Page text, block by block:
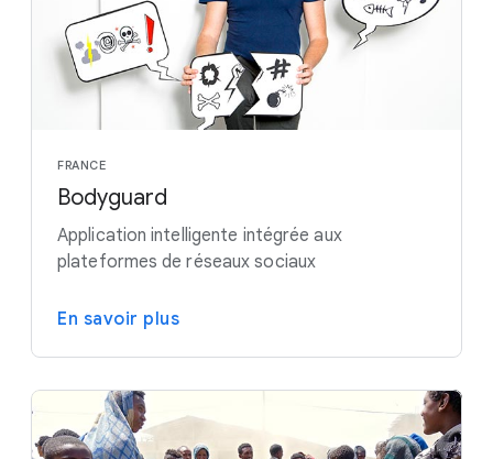
FRANCE
Bodyguard
Application intelligente intégrée aux
plateformes de réseaux sociaux
En savoir plus